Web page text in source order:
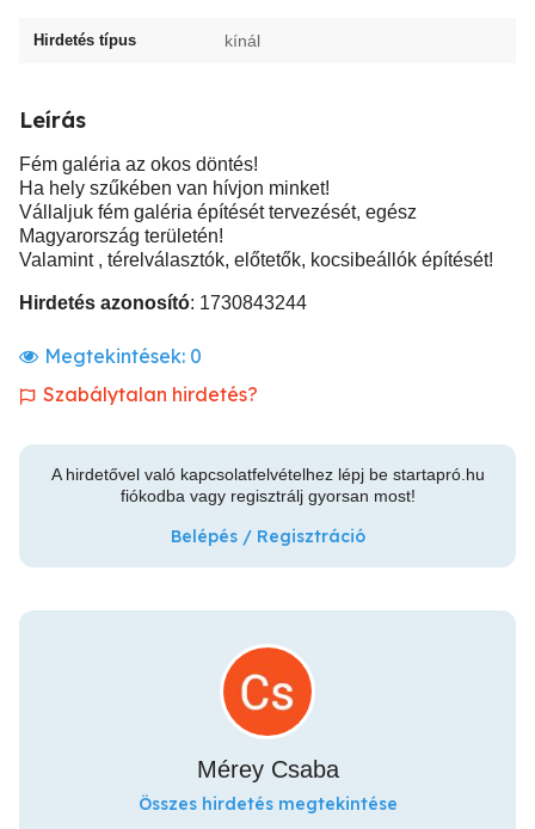
Hirdetés típus kínál
Leírás
Fém galéria az okos döntés!
Ha hely szűkében van hívjon minket!
Vállaljuk fém galéria építését tervezését, egész
Magyarország területén!
Valamint , térelválasztók, előtetők, kocsibeállók építését!
Hirdetés azonosító: 1730843244
Megtekintések: 0
Szabálytalan hirdetés?
A hirdetővel való kapcsolatfelvételhez lépj be startapró.hu
fiókodba vagy regisztrálj gyorsan most!
Belépés / Regisztráció
Mérey Csaba
Összes hirdetés megtekintése